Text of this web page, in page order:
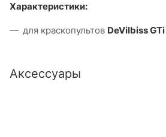
Характеристики:
для краскопультов DeVilbiss
Аксессуары